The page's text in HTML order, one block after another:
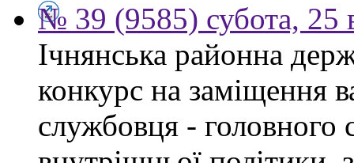
№ 39 (9585) субота, 25
Ічнянська районна
конкурс на заміщення
службовця - головного